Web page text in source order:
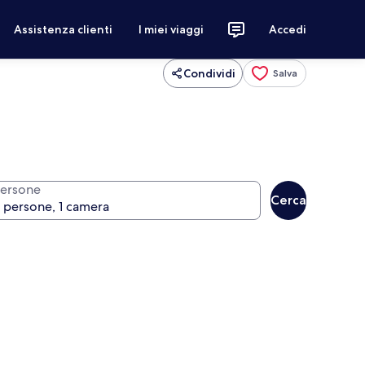
Assistenza clienti I miei viaggi Accedi
Condividi Salva
Cerca